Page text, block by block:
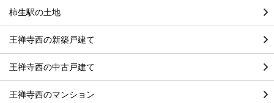
柿生駅の土地
王禅寺西の新築戸建て
王禅寺西の中古戸建て
王禅寺西のマンション